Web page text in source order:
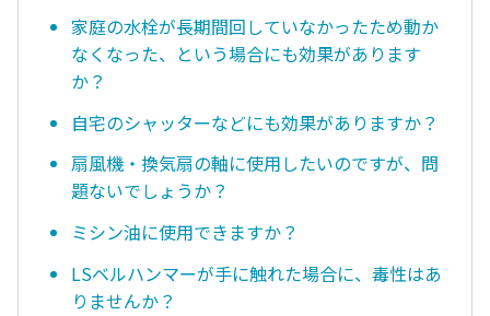
家庭の水栓が長期間回していなかったため動か
なくなった、という場合にも効果があります
か？
自宅のシャッターなどにも効果がありますか？
扇風機・換気扇の軸に使用したいのですが、問
題ないでしょうか？
ミシン油に使用できますか？
LSベルハンマーが手に触れた場合に、毒性はあ
りませんか？